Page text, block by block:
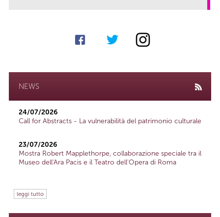
NEWS
24/07/2026
Call for Abstracts - La vulnerabilità del patrimonio culturale
23/07/2026
Mostra Robert Mapplethorpe, collaborazione speciale tra il
Museo dell'Ara Pacis e il Teatro dell'Opera di Roma
leggi tutto